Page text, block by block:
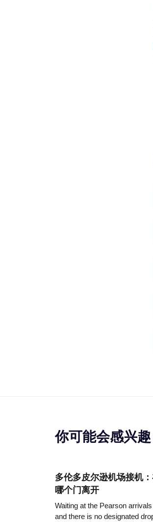
你可能会感兴趣
多伦多皮尔逊机场接机
哪个门离开
Waiting at the Pearson
and there is no designated